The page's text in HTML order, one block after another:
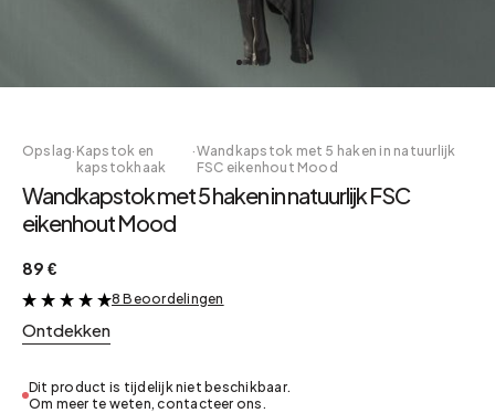
Opslag· Kapstok en
kapstokhaak
·Wandkapstok met 5 haken in natuurlijk
FSC eikenhout Mood
Wandkapstok met 5 haken in natuurlijk FSC
eikenhout Mood
89 €
&
8 Beoordelingen
Ontdekken
Dit product is tijdelijk niet beschikbaar.
Om meer te weten, contacteer ons.